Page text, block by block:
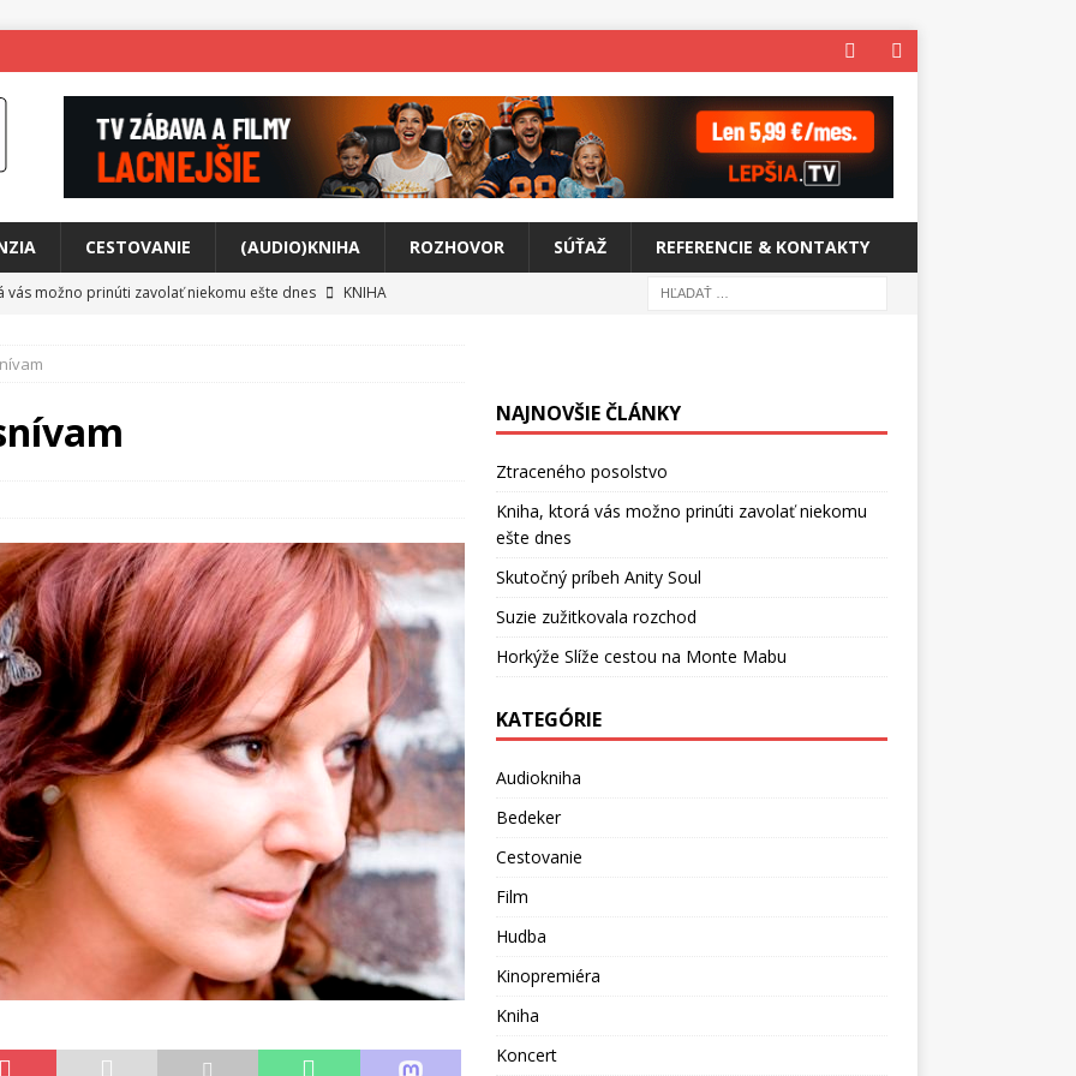
CESTOVANIE (AUDIO)KNIHA ROZHOVOR SÚŤAŽ REFERENCIE & KONTAKTY
vás možno prinúti zavolať niekomu ešte dnes
KNIHA
rozchod
cestou na Monte Mabu
plný tajomstiev
posolstvo HUDBA
NAJNOVŠIE ČLÁNKY
Ztraceného posolstvo
Kniha, ktorá vás možno prinúti zavolať niekomu
ešte dnes
Skutočný príbeh Anity Soul
Suzie zužitkovala rozchod
Horkýže Slíže cestou na Monte Mabu
KATEGÓRIE
Audiokniha
Bedeker
Cestovanie
Film
Hudba
Kinopremiéra
Kniha
Koncert